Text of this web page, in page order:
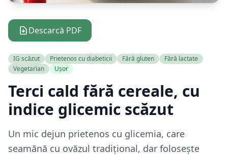
Descarcă PDF
IG scăzut Prietenos cu diabeticii Fără gluten
Fără lactate
Vegetarian
Ușor
Terci cald fără cereale, cu
indice glicemic scăzut
Un mic dejun prietenos cu glicemia, care
seamănă cu ovăzul tradițional, dar folosește